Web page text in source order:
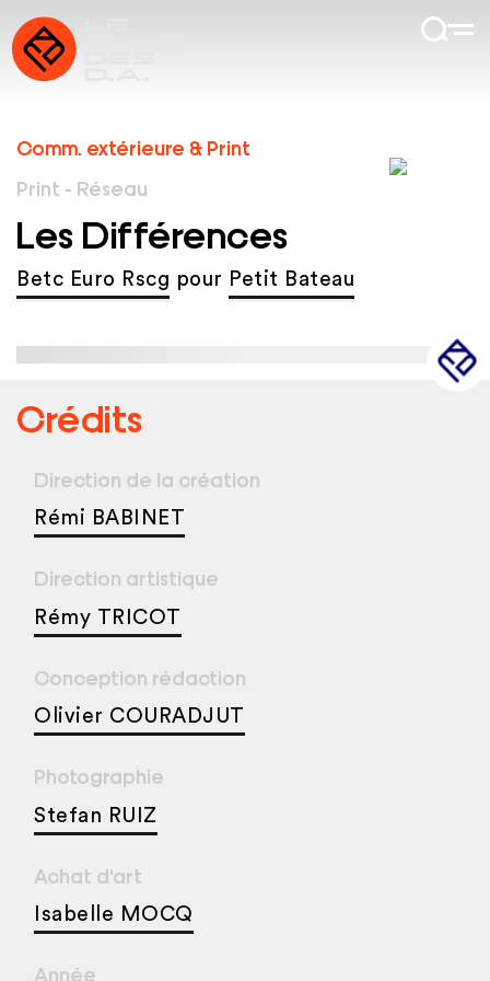
Comm. extérieure & Print
Print - Réseau
Les Différences
Betc Euro Rscg pour Petit Bateau
Crédits
Direction de la création
Rémi BABINET
Direction artistique
Rémy TRICOT
Conception rédaction
Olivier COURADJUT
Photographie
Stefan RUIZ
Achat d'art
Isabelle MOCQ
Année